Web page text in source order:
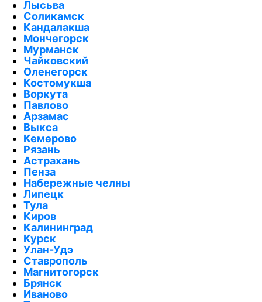
Лысьва
Соликамск
Кандалакша
Мончегорск
Мурманск
Чайковский
Оленегорск
Костомукша
Воркута
Павлово
Арзамас
Выкса
Кемерово
Рязань
Астрахань
Пенза
Набережные челны
Липецк
Тула
Киров
Калининград
Курск
Улан-Удэ
Ставрополь
Магнитогорск
Брянск
Иваново